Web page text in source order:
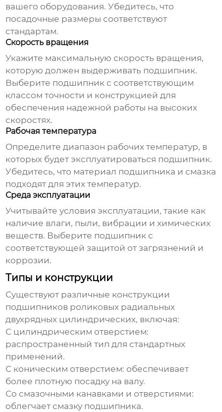
вашего оборудования. Убедитесь, что
посадочные размеры соответствуют
стандартам.
Скорость вращения
Укажите максимальную скорость вращения,
которую должен выдерживать подшипник.
Выберите подшипник с соответствующим
классом точности и конструкцией для
обеспечения надежной работы на высоких
скоростях.
Рабочая температура
Определите диапазон рабочих температур, в
которых будет эксплуатироваться подшипник.
Убедитесь, что материал подшипника и смазка
подходят для этих температур.
Среда эксплуатации
Учитывайте условия эксплуатации, такие как
наличие влаги, пыли, вибрации и химических
веществ. Выберите подшипник с
соответствующей защитой от загрязнений и
коррозии.
Типы и конструкции
Существуют различные конструкции
подшипников роликовых радиальных
двухрядных цилиндрических, включая:
С цилиндрическим отверстием:
распространенный тип для стандартных
применений.
С коническим отверстием: обеспечивает
более плотную посадку на валу.
Со смазочными канавками и отверстиями:
облегчает смазку подшипника.